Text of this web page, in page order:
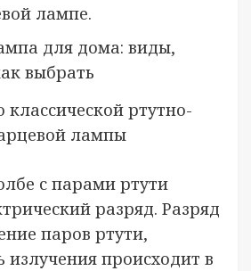
лампе.
классической ртутно-
лампы
с парами ртути
разряд. Разряд
паров ртути,
излучения происходит в